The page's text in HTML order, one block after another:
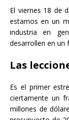
El viernes 18 de
estamos en un
industria en
desarrollen en un
Las
Es el primer
ciertamente un
millones de